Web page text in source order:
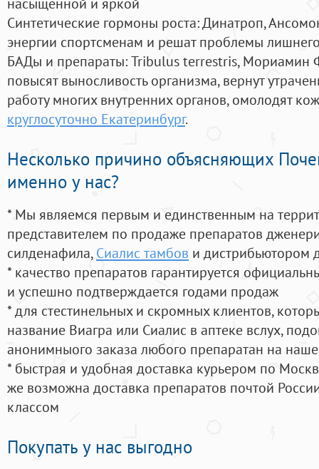
Синтетические гормоны роста: Динатроп,
энергии спортсменам и решат проблемы
БАДы и препараты:Tribulus terrestris, Мориамин
повысят выносливость организма, вернут
работу многих внутренних органов, омолодят
круглосуточно Екатеринбург.
Несколько причино объясняющих
именно у нас?
* Мы являемся первым и единственным на
представителем по продаже препаратов
силденафила, Сиалис тамбов и дистрибьютором
* качество препаратов гарантируется
и успешно подтверждается годами продаж
* для стестинельных и скромных клиентов,
название Виагра или Сиалис в аптеке вслух,
анонимныого заказа любого препаратан на
* быстрая и удобная доставка курьером по
же возможна доставка препаратов почтой
классом
Покупать у нас выгодно